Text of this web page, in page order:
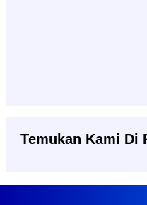
Temukan Kami Di